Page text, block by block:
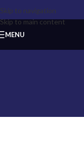
Skip to navigation
Skip to main content
MENU